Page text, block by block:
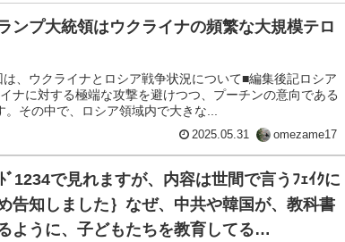
ンプ大統領はウクライナの頻繁な大規模テロ
、ウクライナとロシア戦争状況について■編集後記ロシア
ナに対する極端な攻撃を避けつつ、プーチンの意向である
その中で、ロシア領域内で大きな...
2025.05.31 omezame17
1234で見れますが、内容は世間で言うﾌｪｲｸに
告知しました｝なぜ、中共や韓国が、教科書
ように、子どもたちを教育してる